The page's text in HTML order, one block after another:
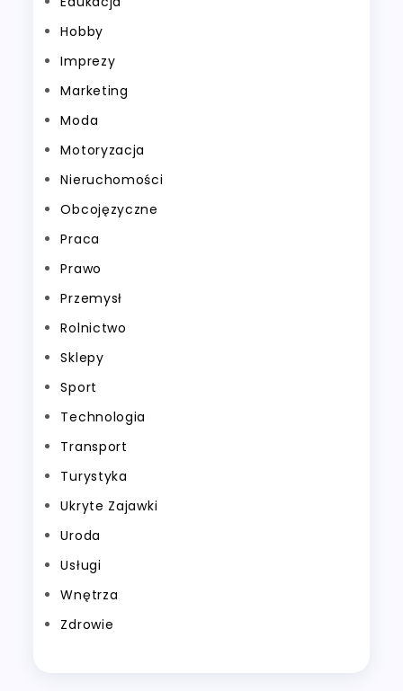
Hobby
Imprezy
Marketing
Moda
Motoryzacja
Nieruchomości
Obcojęzyczne
Praca
Prawo
Przemysł
Rolnictwo
Sklepy
Sport
Technologia
Transport
Turystyka
Ukryte Zajawki
Uroda
Usługi
Wnętrza
Zdrowie